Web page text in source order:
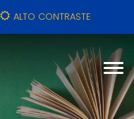
ALTO CONTRASTE